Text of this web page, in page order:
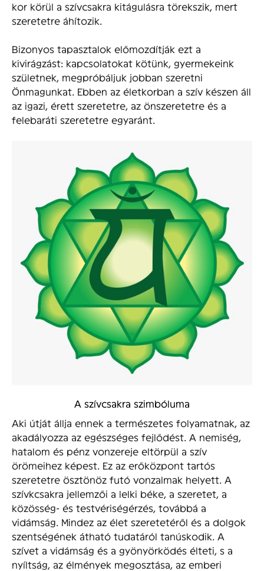
kor körül a szívcsakra kitágulásra törekszik, mert
szeretetre áhítozik.
Bizonyos tapasztalok előmozdítják ezt a
kivirágzást: kapcsolatokat kötünk, gyermekeink
születnek, megpróbáljuk jobban szeretni
Önmagunkat. Ebben az életkorban a szív készen áll
az igazi, érett szeretetre, az önszeretetre és a
felebaráti szeretetre egyaránt.
A szívcsakra szimbóluma
Aki útját állja ennek a természetes folyamatnak, az
akadályozza az egészséges fejlődést. A nemiség,
hatalom és pénz vonzereje eltörpül a szív
örömeihez képest. Ez az erőközpont tartós
szeretetre ösztönöz futó vonzalmak helyett. A
szívkcsakra jellemzői a lelki béke, a szeretet, a
közösség- és testvériségérzés, továbbá a
vidámság. Mindez az élet szeretetéről és a dolgok
szentségének átható tudatáról tanúskodik. A
szívet a vidámság és a gyönyörködés élteti, s a
nyíltság, az élmények megosztása, az emberi